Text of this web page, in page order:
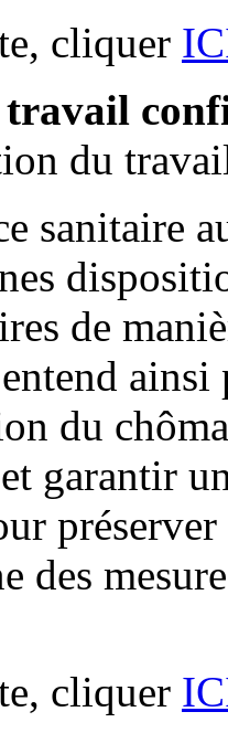
cliquer
du
sanitaire
de
du
garantir
des
cliquer